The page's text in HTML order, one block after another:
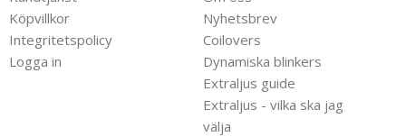
Köpvillkor
Integritetspolicy
Logga in
Nyhetsbrev
Coilovers
Dynamiska blinkers
Extraljus guide
Extraljus - vilka ska jag
välja